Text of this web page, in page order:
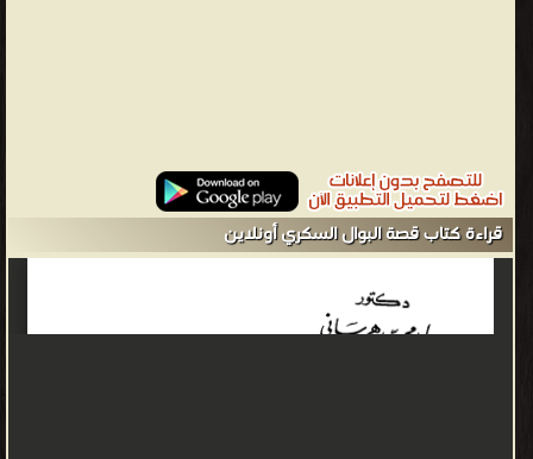
قراءة كتاب قصة البوال السكري أونلاين